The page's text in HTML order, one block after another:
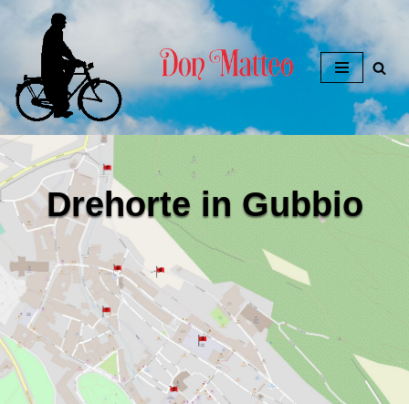
springen
Drehorte in Gubbio